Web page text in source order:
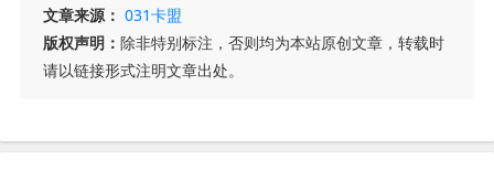
文章来源： 031卡盟
版权声明： 除非特别标注，否则均为本站原创文章，转载时
请以链接形式注明文章出处。